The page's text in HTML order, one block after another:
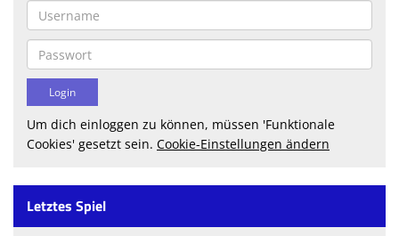
Datenschutz
Vereinskollektion
Sponsoren
Um dich einloggen zu können, müssen 'Funktionale
Cookies' gesetzt sein. Cookie-Einstellungen ändern
Letztes Spiel